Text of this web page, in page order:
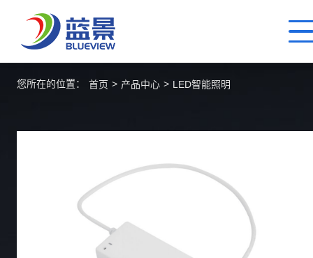
您所在的位置： 首页 > 产品中心 > LED智能照明